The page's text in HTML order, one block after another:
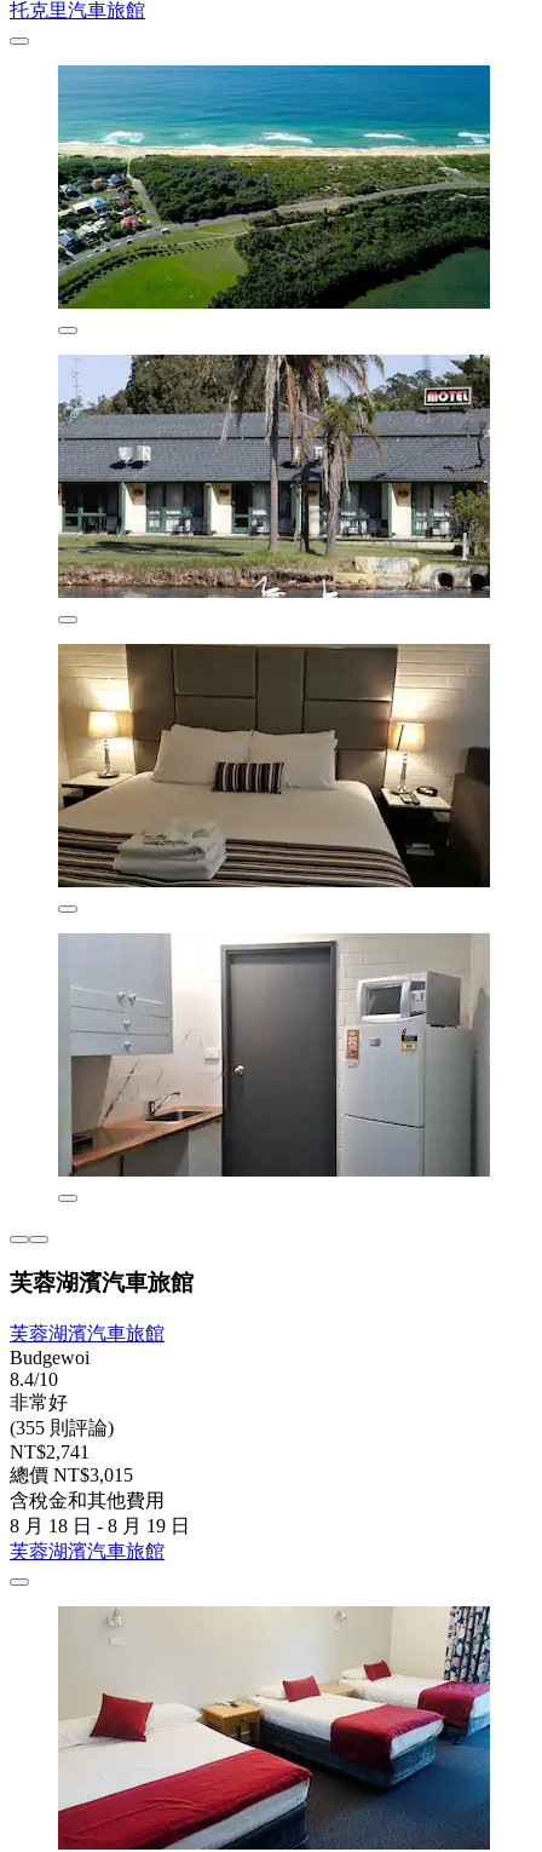
托克里汽車旅館
芙蓉湖濱汽車旅館
芙蓉湖濱汽車旅館
Budgewoi
8.4/10
非常好
(355 則評論)
NT$2,741
總價 NT$3,015
含稅金和其他費用
8 月 18 日 - 8 月 19 日
芙蓉湖濱汽車旅館